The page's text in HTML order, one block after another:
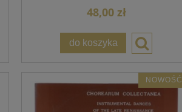
48,00 zł
do koszyka
NOWOŚĆ